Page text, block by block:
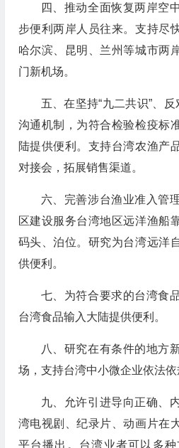
四、推动全面恢复两岸空
步便利两岸人员往来。支持尽
哈尔滨、昆明、兰州等城市两
门新机场。
五、在坚持“九二共识”、
沟通机制，为符合检验检疫标
陆提供便利。支持台湾农渔产
对接会，拓展销售渠道。
六、完善涉台渔业准入管
区建设服务台湾地区远洋渔船
码头、泊位。研究为台湾远洋
供便利。
七、为符合要求的台湾食
台湾食品输入大陆提供便利。
八、研究在有条件的地方
场，支持台湾中小微企业依法依
九、允许引进导向正确、
湾电视剧、纪录片、动画片在
平台播出。台湾业者可以多